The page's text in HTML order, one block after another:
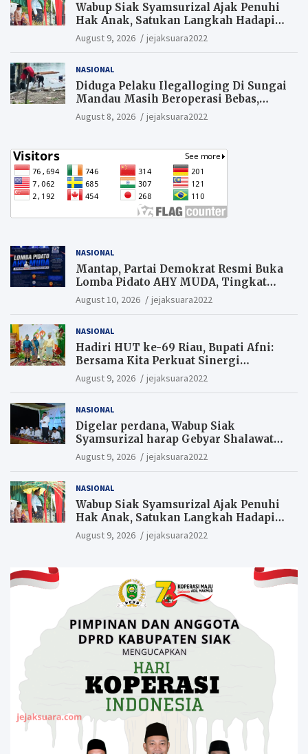
Wabup Siak Syamsurizal Ajak Penuhi
Hak Anak, Satukan Langkah Hadapi
Tantangan Daerah
August 9, 2026 jejaksuara2022
NASIONAL
Diduga Pelaku Ilegalloging Di Sungai
Mandau Masih Beroperasi Bebas,
Masyarakat Minta Aparat Penegak
Hukum Segera Tangkap Aktor Dan
August 8, 2026 jejaksuara2022
NASIONAL
Mantap, Partai Demokrat Resmi Buka
Lomba Pidato AHY MUDA, Tingkat
Pelajar. Suaramu idemu untuk
Indonesia maju
August 10, 2026 jejaksuara2022
NASIONAL
Hadiri HUT ke-69 Riau, Bupati Afni:
Bersama Kita Perkuat Sinergi
Pembangunan
August 9, 2026 jejaksuara2022
NASIONAL
Digelar perdana, Wabup Siak
Syamsurizal harap Gebyar Shalawat
bisa meningkatkan nilai keagamaan
ditengah-tengah masyarakat.
August 9, 2026 jejaksuara2022
NASIONAL
Wabup Siak Syamsurizal Ajak Penuhi
Hak Anak, Satukan Langkah Hadapi
Tantangan Daerah
August 9, 2026 jejaksuara2022